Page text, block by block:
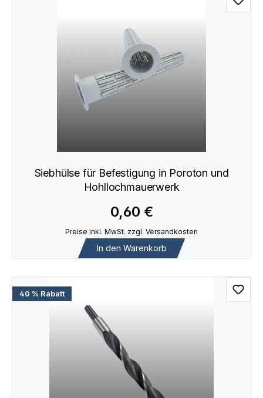
Siebhülse für Befestigung in Poroton und
Hohllochmauerwerk
0,60 €
Preise inkl. MwSt. zzgl. Versandkosten
In den Warenkorb
40 % Rabatt